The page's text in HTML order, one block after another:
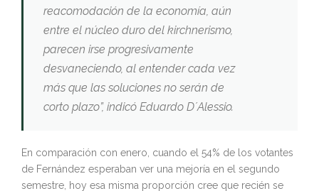
reacomodación de la economía, aún
entre el núcleo duro del kirchnerismo,
parecen irse progresivamente
desvaneciendo, al entender cada vez
más que las soluciones no serán de
corto plazo”, indicó Eduardo D´Alessio.
En comparación con enero, cuando el 54% de los votantes
de Fernández esperaban ver una mejoría en el segundo
semestre, hoy esa misma proporción cree que recién se